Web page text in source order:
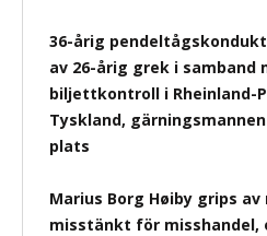
36-årig
av 26-årig grek i samband
biljettkontroll i Rheinland-
Tyskland,
plats
Marius Borg Høiby grips av
misstänkt för misshandel,